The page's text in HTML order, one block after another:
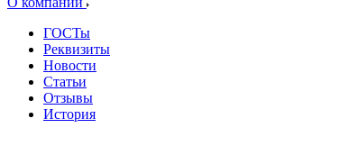
ГОСТы
Реквизиты
Новости
Статьи
Отзывы
История